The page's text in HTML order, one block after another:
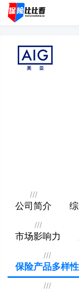
///
公司简介
///
市场影响力
///
保险产品多样性
///